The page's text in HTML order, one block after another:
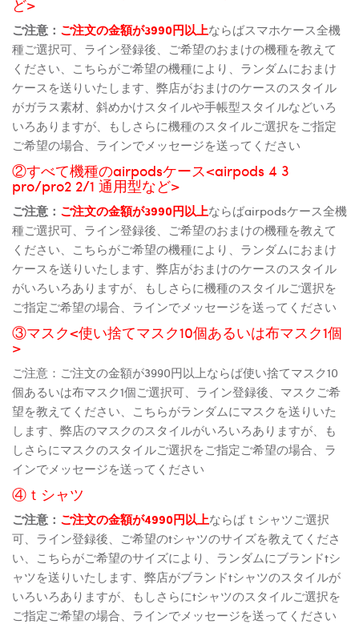
ど>
ご注意： ご注文の金額が3990円以上ならばスマホケース全機
種ご選択可、ライン登録後、ご希望のおまけの機種を教えて
ください、こちらがご希望の機種により、ランダムにおまけ
ケースを送りいたします、弊店がおまけのケースのスタイル
がガラス素材、斜めかけスタイルや手帳型スタイルなどいろ
いろありますが、もしさらに機種のスタイルご選択をご指定
ご希望の場合、ラインでメッセージを送ってください
②すべて機種のairpodsケース<airpods 4 3
pro/pro2 2/1 通用型など>
ご注意： ご注文の金額が3990円以上ならばairpodsケース全機
種ご選択可、ライン登録後、ご希望のおまけの機種を教えて
ください、こちらがご希望の機種により、ランダムにおまけ
ケースを送りいたします、弊店がおまけのケースのスタイル
がいろいろありますが、もしさらに機種のスタイルご選択を
ご指定ご希望の場合、ラインでメッセージを送ってください
③マスク<使い捨てマスク10個あるいは布マスク1個
>
ご注意：ご注文の金額が3990円以上ならば使い捨てマスク10
個あるいは布マスク1個ご選択可、ライン登録後、マスクご希
望を教えてください、こちらがランダムにマスクを送りいた
します、弊店のマスクのスタイルがいろいろありますが、も
しさらにマスクのスタイルご選択をご指定ご希望の場合、ラ
インでメッセージを送ってください
④ｔシャツ
ご注意： ご注文の金額が4990円以上ならばｔシャツご選択
可、ライン登録後、ご希望のtシャツのサイズを教えてくださ
い、こちらがご希望のサイズにより、ランダムにブランドtシ
ャツを送りいたします、弊店がブランドtシャツのスタイルが
いろいろありますが、もしさらにtシャツのスタイルご選択を
ご指定ご希望の場合、ラインでメッセージを送ってください